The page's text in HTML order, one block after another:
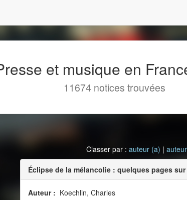
et musique en
11674 notices trouvées
Classer par :auteur (a) |
Éclipse de la mélancolie : quelques pages
Auteur : Koechlin, Charles